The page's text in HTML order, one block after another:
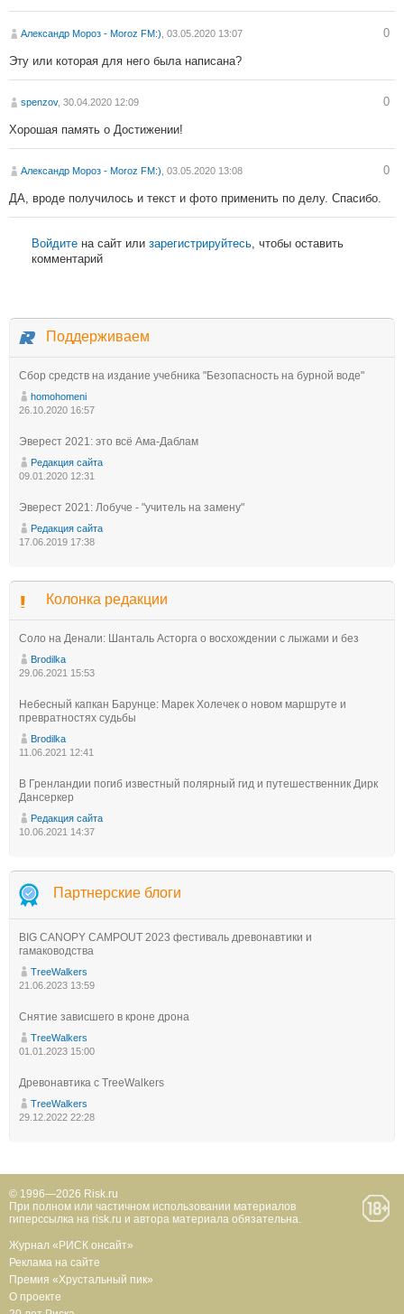
Александр Мороз - Moroz FM:) , 03.05.2020 13:07 0
Эту или которая для него была написана?
spenzov, 30.04.2020 12:09 0
Хорошая память о Достижении!
Александр Мороз - Moroz FM:) , 03.05.2020 13:08 0
ДА, вроде получилось и текст и фото применить по делу. Спасибо.
Войдите на сайт или зарегистрируйтесь , чтобы оставить
комментарий
Поддерживаем
Сбор средств на издание учебника "Безопасность на бурной воде"
homohomeni
26.10.2020 16:57
Эверест 2021: это всё Ама-Даблам
Редакция сайта
09.01.2020 12:31
Эверест 2021: Лобуче - "учитель на замену"
Редакция сайта
17.06.2019 17:38
Колонка редакции
Соло на Денали: Шанталь Асторга о восхождении с лыжами и без
Brodilka
29.06.2021 15:53
Небесный капкан Барунце: Марек Холечек о новом маршруте и
превратностях судьбы
Brodilka
11.06.2021 12:41
В Гренландии погиб известный полярный гид и путешественник Дирк
Дансеркер
Редакция сайта
10.06.2021 14:37
Партнерские блоги
BIG CANOPY CAMPOUT 2023 фестиваль древонавтики и
гамаководства
TreeWalkers
21.06.2023 13:59
Снятие зависшего в кроне дрона
TreeWalkers
01.01.2023 15:00
Древонавтика с TreeWalkers
TreeWalkers
29.12.2022 22:28
© 1996—2026 Risk.ru
При полном или частичном использовании материалов
гиперссылка на risk.ru и автора материала обязательна.
Журнал «РИСК онсайт»
Реклама на сайте
Премия «Хрустальный пик»
О проекте